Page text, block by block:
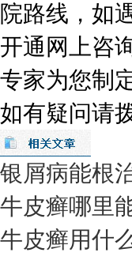
院路线，如
开通网上咨
专家为您制
如有疑问请
银屑病能根
牛皮癣哪里
牛皮癣用什